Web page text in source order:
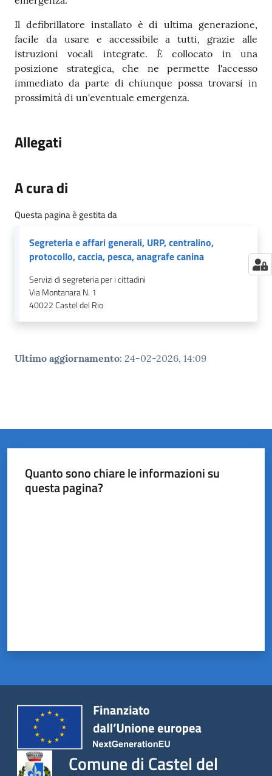
Il defibrillatore installato è di ultima generazione,
facile da usare e accessibile a tutti, grazie alle
istruzioni vocali integrate. È collocato in una
posizione strategica, che ne permette l'accesso
immediato da parte di chiunque possa trovarsi in
prossimità di un'eventuale emergenza.
Allegati
A cura di
Questa pagina è gestita da
Segreteria e affari generali, URP, centralino,
protocollo, caccia, pesca, anagrafe canina
Servizi di segreteria per i cittadini
Via Montanara N. 1
40022Castel del Rio
Ultimo aggiornamento: 24-02-2026, 14:09
Quanto sono chiare le informazioni su
questa pagina?
Comune di Castel del